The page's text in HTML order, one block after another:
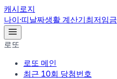
캐시로지
나이·띠날짜생활 계산기최저임금
로또
로또 메인
최근 10회 당첨번호